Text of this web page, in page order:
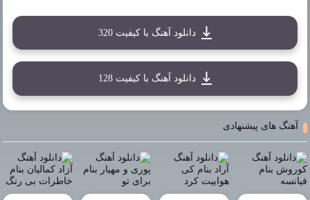
دانلود آهنگ با کیفیت 320
دانلود آهنگ با کیفیت 128
آهنگ های پیشنهادی